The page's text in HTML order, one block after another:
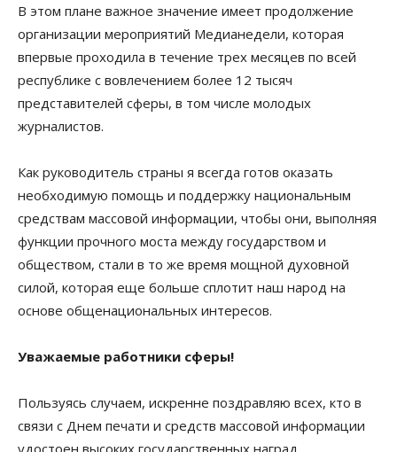
В этом плане важное значение имеет продолжение
организации мероприятий Медианедели, которая
впервые проходила в течение трех месяцев по всей
республике с вовлечением более 12 тысяч
представителей сферы, в том числе молодых
журналистов.
Как руководитель страны я всегда готов оказать
необходимую помощь и поддержку национальным
средствам массовой информации, чтобы они, выполняя
функции прочного моста между государством и
обществом, стали в то же время мощной духовной
силой, которая еще больше сплотит наш народ на
основе общенациональных интересов.
Уважаемые работники сферы!
Пользуясь случаем, искренне поздравляю всех, кто в
связи с Днем печати и средств массовой информации
удостоен высоких государственных наград.